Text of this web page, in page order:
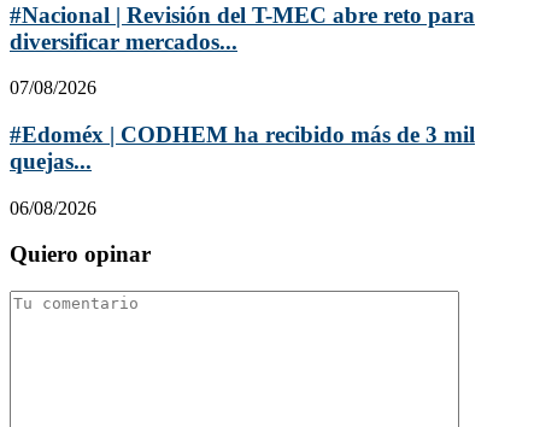
#Nacional | Revisión del T-MEC abre reto para
diversificar mercados...
07/08/2026
#Edoméx | CODHEM ha recibido más de 3 mil
quejas...
06/08/2026
Quiero opinar